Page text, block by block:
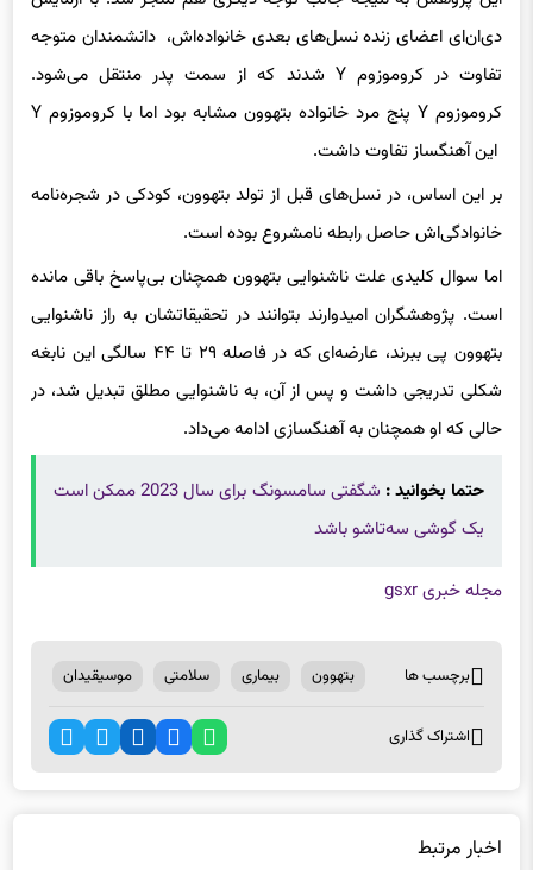
دی‌ان‌ای اعضای زنده نسل‌های بعدی خانواده‌اش، دانشمندان متوجه
تفاوت در کروموزوم Y شدند که از سمت پدر منتقل می‌شود.
کروموزوم Y پنج مرد خانواده بتهوون مشابه بود اما با کروموزوم Y
این آهنگساز تفاوت داشت.
بر این اساس، در نسل‌های قبل از تولد بتهوون، کودکی در شجره‌نامه
خانوادگی‌اش حاصل رابطه نامشروع بوده است.
اما سوال کلیدی علت ناشنوایی بتهوون همچنان بی‌پاسخ باقی مانده
است. پژوهشگران امیدوارند بتوانند در تحقیقاتشان به راز ناشنوایی
بتهوون پی‌ ببرند، عارضه‌ای که در فاصله ۲۹ تا ۴۴ سالگی این نابغه
شکلی تدریجی داشت و پس از آن، به ناشنوایی مطلق تبدیل شد، در
حالی که او همچنان به آهنگسازی ادامه می‌داد.
حتما بخوانید :
شگفتی سامسونگ برای سال 2023 ممکن است
یک گوشی سه‌تاشو باشد
مجله خبری gsxr
برچسب ها بتهوون بیماری سلامتی موسیقیدان
اشتراک گذاری
اخبار مرتبط